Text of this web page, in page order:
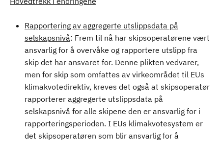
Rapportering av aggregerte utslippsdata på
selskapsnivå: Frem til nå har skipsoperatørene vært
ansvarlig for å overvåke og rapportere utslipp fra
skip det har ansvaret for. Denne plikten vedvarer,
men for skip som omfattes av virkeområdet til EUs
klimakvotedirektiv, kreves det også at skipsoperatør
rapporterer aggregerte utslippsdata på
selskapsnivå for alle skipene den er ansvarlig for i
rapporteringsperioden. I EUs klimakvotesystem er
det skipsoperatøren som blir ansvarlig for å